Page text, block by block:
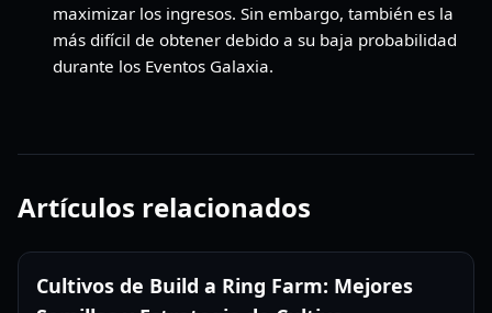
maximizar los ingresos. Sin embargo, también es la
más difícil de obtener debido a su baja probabilidad
durante los Eventos Galaxia.
Artículos relacionados
Cultivos de Build a Ring Farm: Mejores